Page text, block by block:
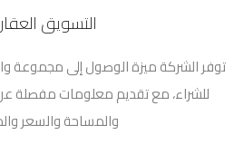
التسويق
توفر الشركة ميزة الوصول إلى مجموعة
للشراء، مع تقديم معلومات مفصلة
والمساحة والسعر